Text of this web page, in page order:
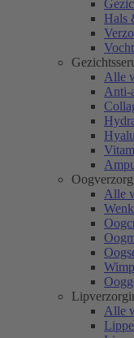
Hals
Alle
Anti-
Alle
Alle